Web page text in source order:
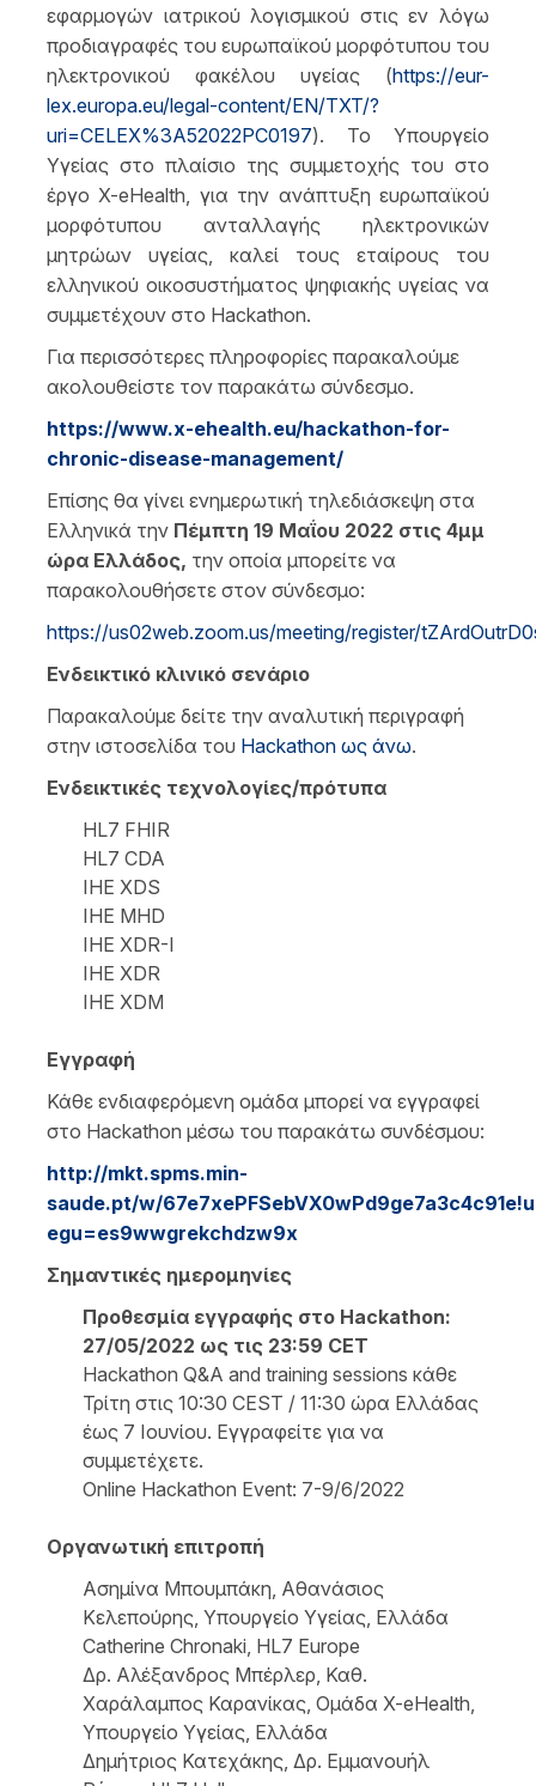
εφαρμογών ιατρικού λογισμικού στις εν λόγω
προδιαγραφές του ευρωπαϊκού μορφότυπου του
ηλεκτρονικού φακέλου υγείας (https://eur-
lex.europa.eu/legal-content/EN/TXT/?
uri=CELEX%3A52022PC0197). Το Υπουργείο
Υγείας στο πλαίσιο της συμμετοχής του στο
έργο X-eHealth, για την ανάπτυξη ευρωπαϊκού
μορφότυπου ανταλλαγής ηλεκτρονικών
μητρώων υγείας, καλεί τους εταίρους του
ελληνικού οικοσυστήματος ψηφιακής υγείας να
συμμετέχουν στο Hackathon.
Για περισσότερες πληροφορίες παρακαλούμε
ακολουθείστε τον παρακάτω σύνδεσμο.
https://www.x-ehealth.eu/hackathon-for-
chronic-disease-management/
Επίσης θα γίνει ενημερωτική τηλεδιάσκεψη στα
Ελληνικά την Πέμπτη 19 Μαΐου 2022 στις 4μμ
ώρα Ελλάδος, την οποία μπορείτε να
παρακολουθήσετε στον σύνδεσμο:
https://us02web.zoom.us/meeting/register/
Ενδεικτικό κλινικό σενάριο
Παρακαλούμε δείτε την αναλυτική περιγραφή
στην ιστοσελίδα του Hackathon ως άνω.
Ενδεικτικές τεχνολογίες/πρότυπα
HL7 FHIR
HL7 CDA
IHE XDS
IHE MHD
IHE XDR-I
IHE XDR
IHE XDM
Εγγραφή
Κάθε ενδιαφερόμενη ομάδα μπορεί να εγγραφεί
στο Hackathon μέσω του παρακάτω συνδέσμου:
http://mkt.spms.min-
saude.pt/w/
egu=es9wwgrekchdzw9x
Σημαντικές ημερομηνίες
Προθεσμία εγγραφής στο Hackathon:
27/05/2022 ως τις 23:59 CET
Hackathon Q&A and training sessions κάθε
Τρίτη στις 10:30 CEST / 11:30 ώρα Ελλάδας
έως 7 Ιουνίου. Εγγραφείτε για να
συμμετέχετε.
Online Hackathon Event: 7-9/6/2022
Οργανωτική επιτροπή
Ασημίνα Μπουμπάκη, Αθανάσιος
Κελεπούρης, Υπουργείο Υγείας, Ελλάδα
Catherine Chronaki, HL7 Europe
Δρ. Αλέξανδρος Μπέρλερ, Καθ.
Χαράλαμπος Καρανίκας, Ομάδα X-eHealth,
Υπουργείο Υγείας, Ελλάδα
Δημήτριος Κατεχάκης, Δρ. Εμμανουήλ